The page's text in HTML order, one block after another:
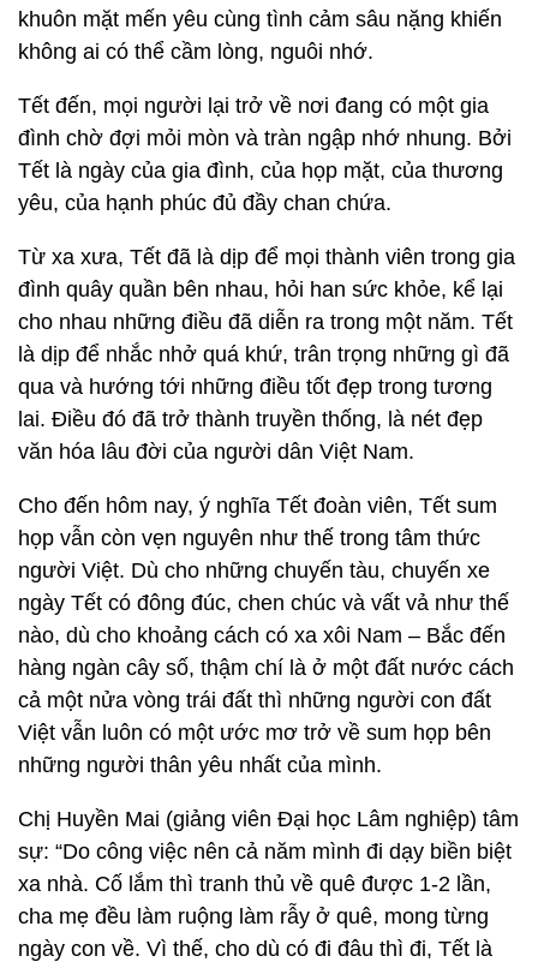
khuôn mặt mến yêu cùng tình cảm sâu nặng khiến
không ai có thể cầm lòng, nguôi nhớ.
Tết đến, mọi người lại trở về nơi đang có một gia
đình chờ đợi mỏi mòn và tràn ngập nhớ nhung. Bởi
Tết là ngày của gia đình, của họp mặt, của thương
yêu, của hạnh phúc đủ đầy chan chứa.
Từ xa xưa, Tết đã là dịp để mọi thành viên trong gia
đình quây quần bên nhau, hỏi han sức khỏe, kể lại
cho nhau những điều đã diễn ra trong một năm. Tết
là dịp để nhắc nhở quá khứ, trân trọng những gì đã
qua và hướng tới những điều tốt đẹp trong tương
lai. Điều đó đã trở thành truyền thống, là nét đẹp
văn hóa lâu đời của người dân Việt Nam.
Cho đến hôm nay, ý nghĩa Tết đoàn viên, Tết sum
họp vẫn còn vẹn nguyên như thế trong tâm thức
người Việt. Dù cho những chuyến tàu, chuyến xe
ngày Tết có đông đúc, chen chúc và vất vả như thế
nào, dù cho khoảng cách có xa xôi Nam – Bắc đến
hàng ngàn cây số, thậm chí là ở một đất nước cách
cả một nửa vòng trái đất thì những người con đất
Việt vẫn luôn có một ước mơ trở về sum họp bên
những người thân yêu nhất của mình.
Chị Huyền Mai (giảng viên Đại học Lâm nghiệp) tâm
sự: “Do công việc nên cả năm mình đi dạy biền biệt
xa nhà. Cố lắm thì tranh thủ về quê được 1-2 lần,
cha mẹ đều làm ruộng làm rẫy ở quê, mong từng
ngày con về. Vì thế, cho dù có đi đâu thì đi, Tết là